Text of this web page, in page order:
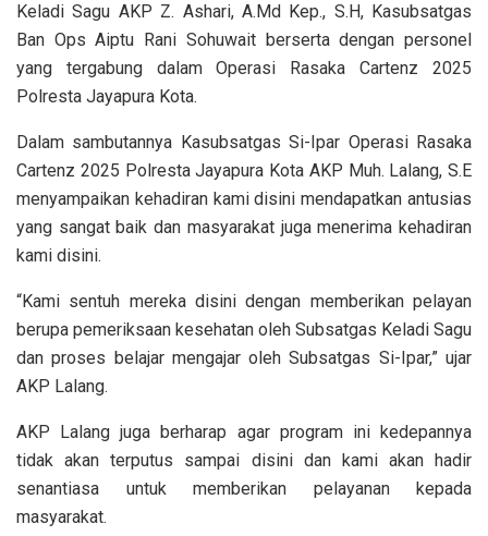
Keladi Sagu AKP Z. Ashari, A.Md Kep., S.H, Kasubsatgas
Ban Ops Aiptu Rani Sohuwait berserta dengan personel
yang tergabung dalam Operasi Rasaka Cartenz 2025
Polresta Jayapura Kota.
Dalam sambutannya Kasubsatgas Si-Ipar Operasi Rasaka
Cartenz 2025 Polresta Jayapura Kota AKP Muh. Lalang, S.E
menyampaikan kehadiran kami disini mendapatkan antusias
yang sangat baik dan masyarakat juga menerima kehadiran
kami disini.
“Kami sentuh mereka disini dengan memberikan pelayan
berupa pemeriksaan kesehatan oleh Subsatgas Keladi Sagu
dan proses belajar mengajar oleh Subsatgas Si-Ipar,” ujar
AKP Lalang.
AKP Lalang juga berharap agar program ini kedepannya
tidak akan terputus sampai disini dan kami akan hadir
senantiasa untuk memberikan pelayanan kepada
masyarakat.